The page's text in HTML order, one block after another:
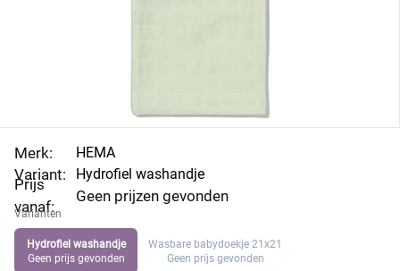
Merk:
Variant:
Prijs
vanaf:
HEMA
Hydrofiel washandje
Geen prijzen gevonden
Varianten
Hydrofiel washandje
Geen prijs gevonden
Wasbare babydoekje 21x21
Geen prijs gevonden